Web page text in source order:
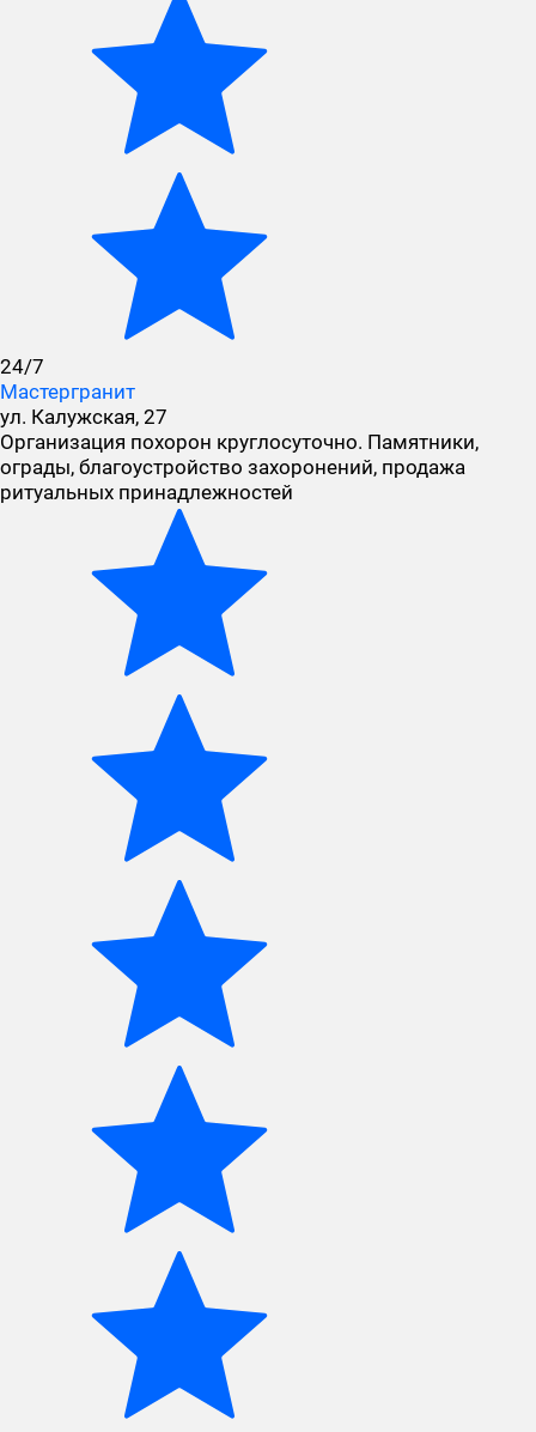
24/7
Мастергранит
ул. Калужская, 27
Организация похорон круглосуточно. Памятники,
ограды, благоустройство захоронений, продажа
ритуальных принадлежностей